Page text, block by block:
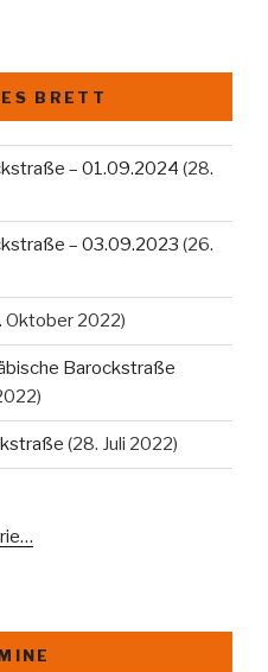
BRETT
– 01.09.2024 (28.
– 03.09.2023 (26.
Oktober 2022)
Barockstraße
(28. Juli 2022)